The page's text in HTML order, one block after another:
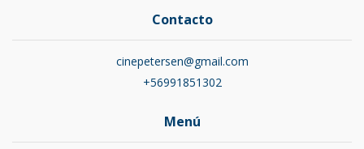
Contacto
cinepetersen@gmail.com
+56991851302
Menú